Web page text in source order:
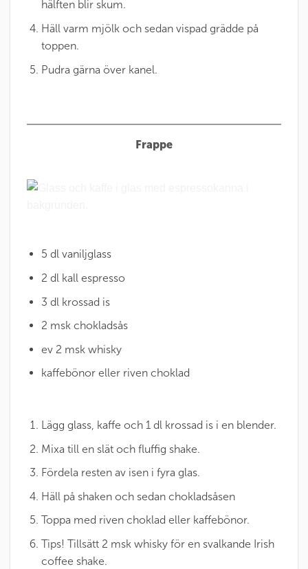
hälften blir skum.
Häll varm mjölk och sedan vispad grädde på
toppen.
Pudra gärna över kanel.
Frappe
5 dl vaniljglass
2 dl kall espresso
3 dl krossad is
2 msk chokladsås
ev 2 msk whisky
kaffebönor eller riven choklad
Lägg glass, kaffe och 1 dl krossad is i en blender.
Mixa till en slät och fluffig shake.
Fördela resten av isen i fyra glas.
Häll på shaken och sedan chokladsåsen
Toppa med riven choklad eller kaffebönor.
Tips! Tillsätt 2 msk whisky för en svalkande Irish
coffee shake.